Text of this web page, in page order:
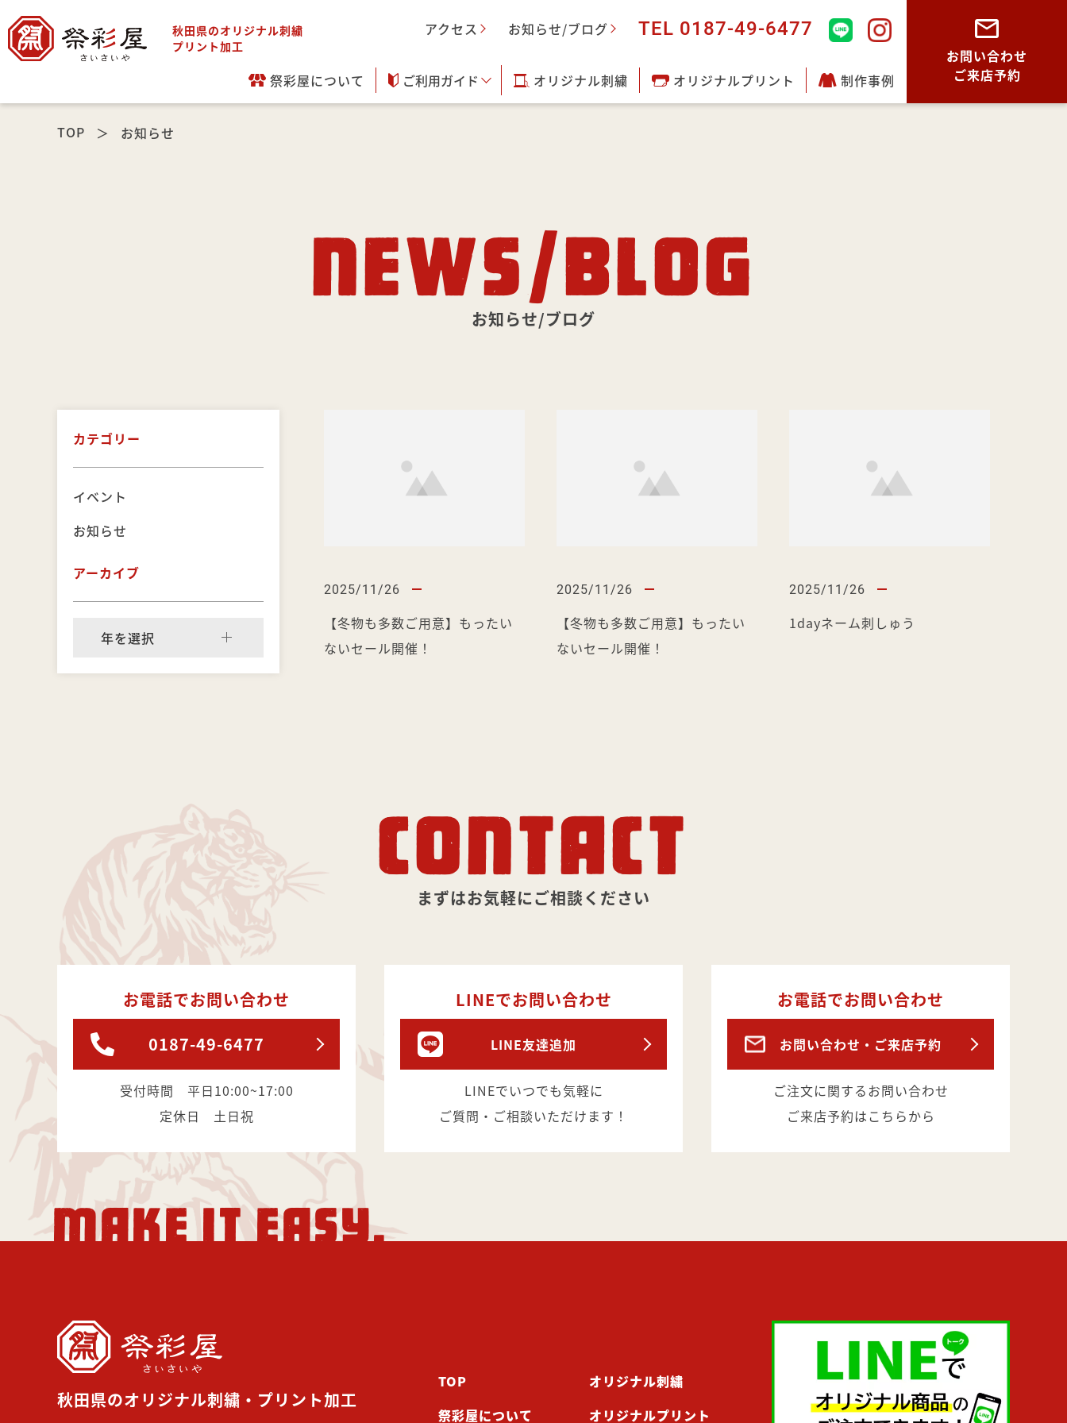
秋田県のオリジナル刺繍
プリント加工
アクセス お知らせ/ブログ TEL 0187-49-6477
祭彩屋について ご利用ガイド オリジナル刺繍 オリジナルプリント 制作事例
お問い合わせ
ご来店予約
TOP お知らせ
NEWS/BLOG
お知らせ/ブログ
カテゴリー
イベント
お知らせ
アーカイブ
年を選択
2025/11/26
【冬物も多数ご用意】もったい
ないセール開催！
2025/11/26
【冬物も多数ご用意】もったい
ないセール開催！
2025/11/26
1dayネーム刺しゅう
CONTACT
まずはお気軽にご相談ください
お電話でお問い合わせ
0187-49-6477
受付時間 平日10:00~17:00
定休日 土日祝
LINEでお問い合わせ
LINE友達追加
LINEでいつでも気軽に
ご質問・ご相談いただけます！
お電話でお問い合わせ
お問い合わせ・ご来店予約
ご注文に関するお問い合わせ
ご来店予約はこちらから
MAKE IT EASY.
秋田県のオリジナル刺繍・プリント加工
TOP
祭彩屋について
オリジナル刺繍
オリジナルプリント